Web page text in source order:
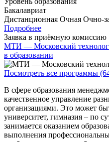
Бакалавриат
Дистанционная Очная Очно-
Подробнее
Заявка в приёмную комиссию
МТИ — Московский
в образовании
Посмотреть все программы
В сфере образования
качественное управление
организациями. Это может
университет, гимназия – по
занимается оказанием
выполнения